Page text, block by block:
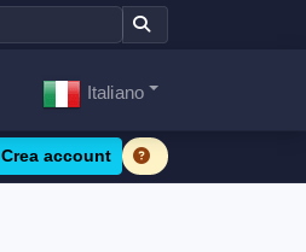
Italiano
Crea account